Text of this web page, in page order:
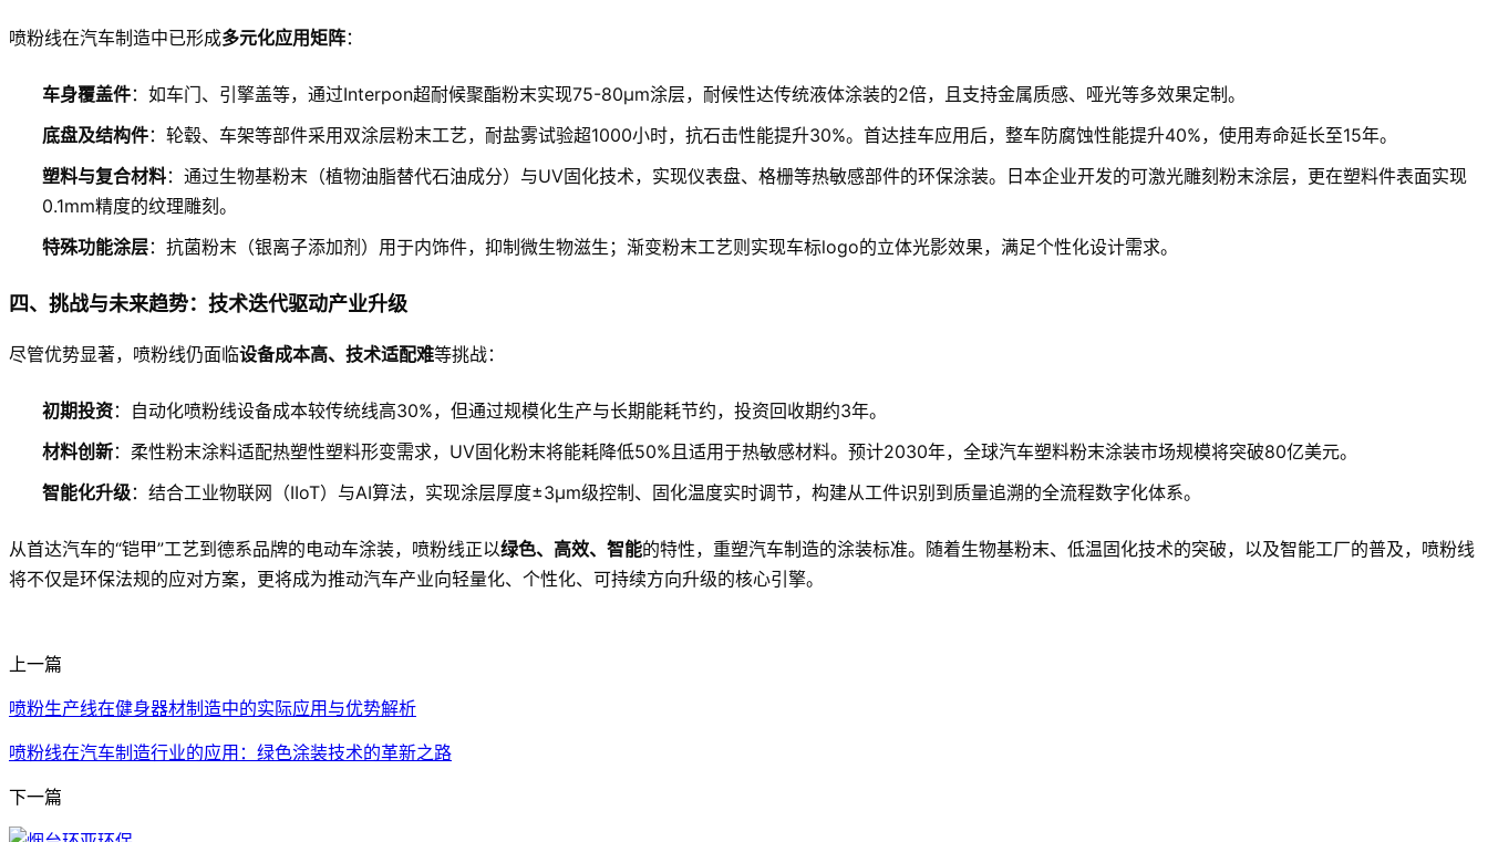
喷粉线在汽车制造中已形成多元化应用矩阵：
车身覆盖件：如车门、引擎盖等，通过Interpon超耐候聚酯粉末实现75-80μm涂层，耐候性达传统液体涂装的2倍，且支持金属质感、哑光等多效果定制。
底盘及结构件：轮毂、车架等部件采用双涂层粉末工艺，耐盐雾试验超1000小时，抗石击性能提升30%。首达挂车应用后，整车防腐蚀性能提升40%，使用寿命延长至15年。
塑料与复合材料：通过生物基粉末（植物油脂替代石油成分）与UV固化技术，实现仪表盘、格栅等热敏感部件的环保涂装。日本企业开发的可激光雕刻粉末涂层，更在塑料件表面实现
0.1mm精度的纹理雕刻。
特殊功能涂层：抗菌粉末（银离子添加剂）用于内饰件，抑制微生物滋生；渐变粉末工艺则实现车标logo的立体光影效果，满足个性化设计需求。
四、挑战与未来趋势：技术迭代驱动产业升级
尽管优势显著，喷粉线仍面临设备成本高、技术适配难等挑战：
初期投资：自动化喷粉线设备成本较传统线高30%，但通过规模化生产与长期能耗节约，投资回收期约3年。
材料创新：柔性粉末涂料适配热塑性塑料形变需求，UV固化粉末将能耗降低50%且适用于热敏感材料。预计2030年，全球汽车塑料粉末涂装市场规模将突破80亿美元。
智能化升级：结合工业物联网（IIoT）与AI算法，实现涂层厚度±3μm级控制、固化温度实时调节，构建从工件识别到质量追溯的全流程数字化体系。
从首达汽车的“铠甲”工艺到德系品牌的电动车涂装，喷粉线正以绿色、高效、智能的特性，重塑汽车制造的涂装标准。随着生物基粉末、低温固化技术的突破，以及智能工厂的普及，喷粉线
将不仅是环保法规的应对方案，更将成为推动汽车产业向轻量化、个性化、可持续方向升级的核心引擎。
上一篇
喷粉生产线在健身器材制造中的实际应用与优势解析
喷粉线在汽车制造行业的应用：绿色涂装技术的革新之路
下一篇